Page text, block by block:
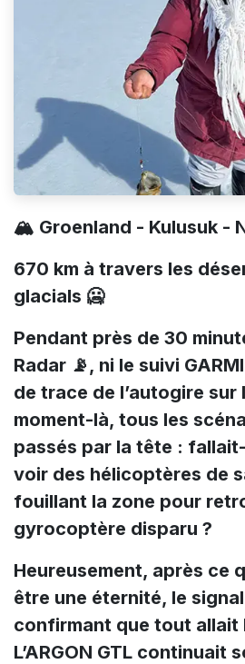
🏔️ Groenland - Kulusuk -
670 km à travers les
glacials 🥶
Pendant près de 30
Radar 📡, ni le suivi
de trace de l’autogire sur
moment-là, tous les
passés par la tête :
voir des hélicoptères de
fouillant la zone pour
gyrocoptère disparu ?
Heureusement, après ce
être une éternité, le
confirmant que tout allait
L’ARGON GTL continuait